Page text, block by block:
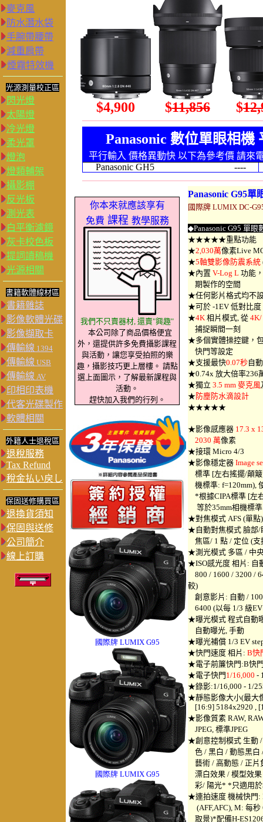
麥克風
防水潛水袋
手腕帶腰帶
減重肩帶
煙霧特效機
光源測量校正區
閃光燈
太陽燈
冷光燈
柔光罩
燈泡
燈類輔架
攝影棚
反光板
測光表
白平衡濾鏡
灰卡校色板
提詞讀稿機
光源相關
書籍軟體線材區
書籍雜誌
影像軟體光碟
影像擷取卡
傳輸線 1394
傳輸線 USB
傳輸線 AV
印相印表機
代客光碟製作
軟體相關
外籍人士退稅區
退稅服務
Tax Refund
稅金払い戻し
保固送修購買區
退換貨須知
保固與送修
公司簡介
線上訂購
$4,900 $11,856 $
你本來就應該享有
免費 課程 教學服務
我們不只賣器材, 還賣"興趣"
本公司除了商品價格便宜
外，還提供許多免費攝影課程
與活動，讓您享受拍照的樂
趣，攝影技巧更上層樓。 請點
選上面圖示，了解最新課程與
活動。
趕快加入我們的行列。
國際牌 LUMIX G95
國際牌 LUMIX G95
Panasonic G95單
國際牌 LUMIX DC-
◆Panasonic G95 單
★★★★★重點功能
★2,030萬像素Live
★5軸雙影像防震系統
★內置 V-Log L 功能
期製作的空間
★任何影片格式均不
★可於 -1EV 低對比度
★4K 相片模式, 從 4K/
捕捉瞬間一刻
★多個實體操控鍵，
快門等設定
★支援最快0.07秒自
★0.74x 放大倍率236
★獨立 3.5 mm 麥克風
★防塵防水滴設計
★★★★★
★影像感應器 17.3 x
2030 萬像素
★接環 Micro 4/3
★影像穩定器 Image
標準 [左右搖擺/顛簸
機標準: f=120mm),
*根據CIPA標準 [左
等於35mm相機標準
★對焦模式 AFS (單點
★自動對焦模式 臉部/
焦區/ 1 點 / 定位 (支
★測光模式 多區 / 中
★ISO感光度 相片: 自
800 / 1600 / 3200 /
較)
創意影片: 自動 / 100
6400 (以每 1/3 級
★曝光模式 程式自動
自動曝光, 手動
★曝光補償 1/3 EV
★快門速度 相片: B快
★電子前簾快門:B快門
★電子快門 1/16,000 -
★錄影:1/16,000 - 1/
★靜態影像大小(最大
[16:9] 5184x2920 ,
★影像質素 RAW,
JPEG, 標準JPEG
★創意控制模式 生動 /
色 / 黑白 / 動態黑白
藝術 / 高動態 / 正片
漂白效果 / 模型效
彩/ 陽光* *只適用於
★連拍速度 機械快門:
(AFF,AFC), M: 每秒
取景)*配備H-